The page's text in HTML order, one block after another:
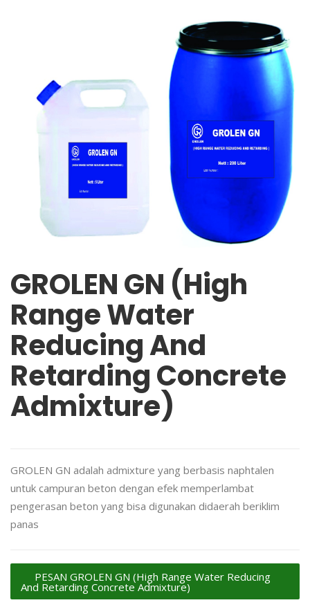
GROLEN GN (High
Range Water
Reducing And
Retarding Concrete
Admixture)
GROLEN GN adalah admixture yang berbasis naphtalen
untuk campuran beton dengan efek memperlambat
pengerasan beton yang bisa digunakan didaerah beriklim
panas
PESAN GROLEN GN (High Range Water Reducing
And Retarding Concrete Admixture)